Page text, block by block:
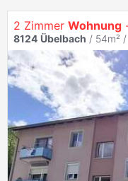
2 Zimmer Wohnung
8124 Übelbach / 54m² /